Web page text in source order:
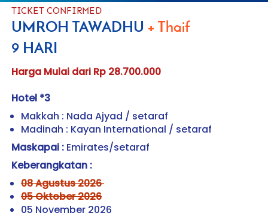
TICKET CONFIRMED
UMROH TAWADHU + Thaif
9 HARI
Harga Mulai dari Rp 28.700.000
Hotel *3
Makkah : Nada Ajyad / setaraf
Madinah : Kayan International / setaraf
Maskapai : Emirates/setaraf
Keberangkatan :
08 Agustus 2026
05 Oktober 2026
05 November 2026